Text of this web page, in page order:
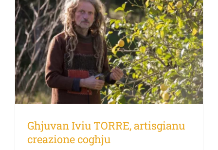
Ghjuvan Iviu TORRE, artisgianu
creazione coghju
Ghjuvan Iviu TORRE, artisgianu
creazione coghju